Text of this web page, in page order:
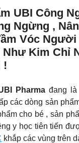
UBI Công
Ngừng ,
Vóc
Như Kim Chỉ
!
Pharma đang là
các dòng sản
cho bé , sản
y học tiên tiến
khắp các vùng trên